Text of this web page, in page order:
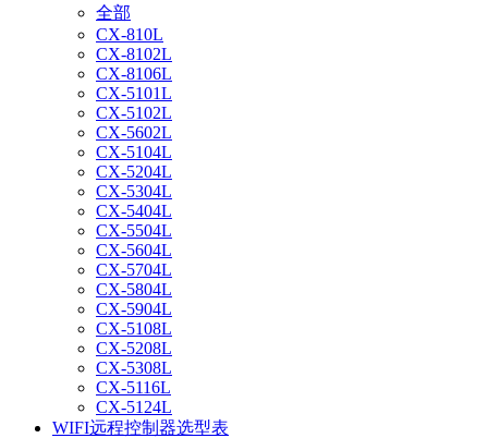
全部
CX-810L
CX-8102L
CX-8106L
CX-5101L
CX-5102L
CX-5602L
CX-5104L
CX-5204L
CX-5304L
CX-5404L
CX-5504L
CX-5604L
CX-5704L
CX-5804L
CX-5904L
CX-5108L
CX-5208L
CX-5308L
CX-5116L
CX-5124L
WIFI远程控制器选型表